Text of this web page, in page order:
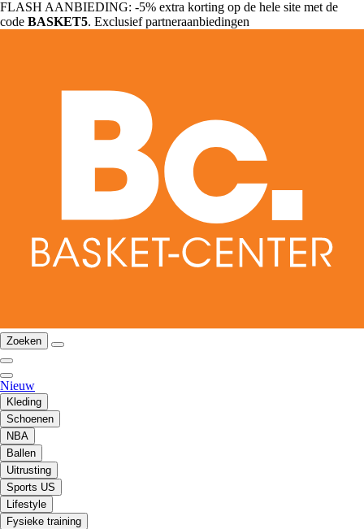
FLASH AANBIEDING: -5% extra korting op de hele site met de
code BASKET5. Exclusief partneraanbiedingen
Zoeken
Nieuw
Kleding
Schoenen
NBA
Ballen
Uitrusting
Sports US
Lifestyle
Fysieke training